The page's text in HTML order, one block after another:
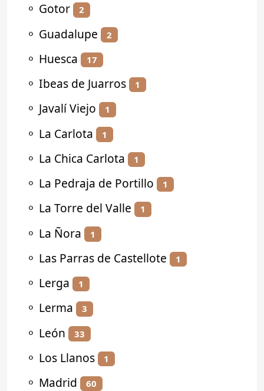
⚬ Gotor 2
⚬ Guadalupe 2
⚬ Huesca 17
⚬ Ibeas de Juarros 1
⚬ Javalí Viejo 1
⚬ La Carlota 1
⚬ La Chica Carlota 1
⚬ La Pedraja de Portillo 1
⚬ La Torre del Valle 1
⚬ La Ñora 1
⚬ Las Parras de Castellote 1
⚬ Lerga 1
⚬ Lerma 3
⚬ León 33
⚬ Los Llanos 1
⚬ Madrid 60